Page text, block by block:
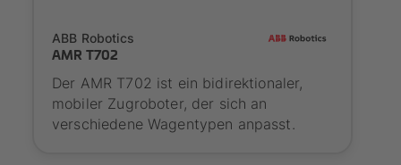
ABB Robotics
AMR T702
Der AMR T702 ist ein bidirektionaler,
mobiler Zugroboter, der sich an
verschiedene Wagentypen anpasst.